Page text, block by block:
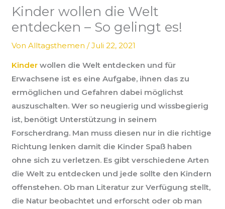
Kinder wollen die Welt
entdecken – So gelingt es!
VonAlltagsthemen/Juli 22, 2021
Kinder wollen die Welt entdecken und für
Erwachsene ist es eine Aufgabe, ihnen das zu
ermöglichen und Gefahren dabei möglichst
auszuschalten. Wer so neugierig und wissbegierig
ist, benötigt Unterstützung in seinem
Forscherdrang. Man muss diesen nur in die richtige
Richtung lenken damit die Kinder Spaß haben
ohne sich zu verletzen. Es gibt verschiedene Arten
die Welt zu entdecken und jede sollte den Kindern
offenstehen. Ob man Literatur zur Verfügung stellt,
die Natur beobachtet und erforscht oder ob man